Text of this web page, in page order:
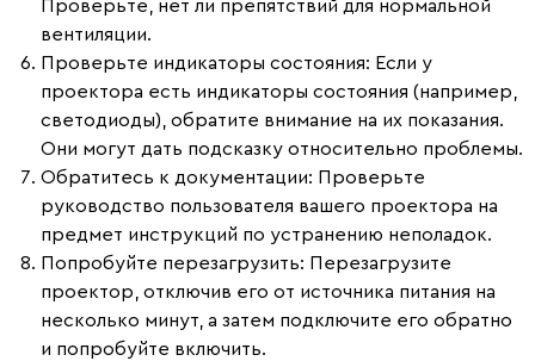
Проверьте, нет ли препятствий для нормальной
вентиляции.
Проверьте индикаторы состояния: Если у
проектора есть индикаторы состояния (например,
светодиоды), обратите внимание на их показания.
Они могут дать подсказку относительно проблемы.
Обратитесь к документации: Проверьте
руководство пользователя вашего проектора на
предмет инструкций по устранению неполадок.
Попробуйте перезагрузить: Перезагрузите
проектор, отключив его от источника питания на
несколько минут, а затем подключите его обратно
и попробуйте включить.